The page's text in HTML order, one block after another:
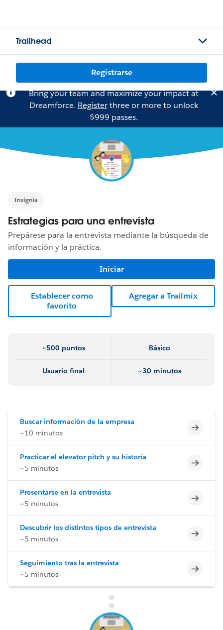
Trailhead
Registrarse
Bring your team and maximize your impact at
Dreamforce. Registerthree or more to unlock
$999 passes.
Insignia
Estrategias para una entrevista
Prepárese para la entrevista mediante la búsqueda de
información y la práctica.
Iniciar
Establecer como
favorito
Agregar a Trailmix
+500 puntos Básico
Usuario final ~30 minutos
Buscar información de la empresa
~10 minutos
Practicar el elevator pitch y su historia
~5 minutos
Presentarse en la entrevista
~5 minutos
Descubrir los distintos tipos de entrevista
~5 minutos
Seguimiento tras la entrevista
~5 minutos